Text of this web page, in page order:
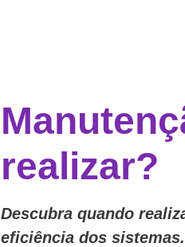
realizar?
Descubra quando
eficiência dos sistemas.